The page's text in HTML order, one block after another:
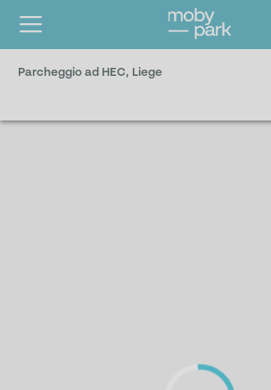
Parcheggio ad HEC, Liege